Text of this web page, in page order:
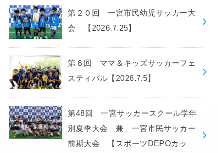
第２０回 一宮市民幼児サッカー大
会 【2026.7.25】
第６回 ママ＆キッズサッカーフェ
スティバル【2026.7.5】
第48回 一宮サッカースクール学年
別夏季大会 兼 一宮市民サッカー
前期大会 【スポーツDEPOカッ